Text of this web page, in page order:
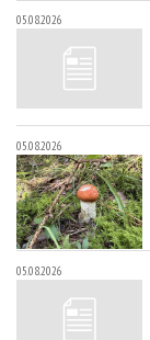
05.08.2026
05.08.2026
05.08.2026